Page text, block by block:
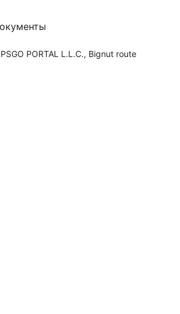
PORTAL L.L.C., Bignut route